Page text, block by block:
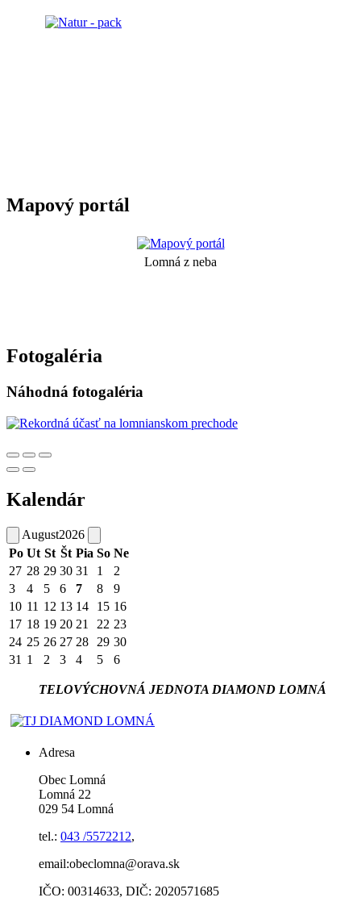
Mapový portál
Lomná z neba
Fotogaléria
Náhodná fotogaléria
Kalendár
August2026
Po Ut St Št Pia So Ne
27 28 29 30 31 1
2
3
4 5 6 7 8
9
10 11 12 13 14 15 16
17 18 19 20 21 22 23
24 25 26 27 28 29 30
31 1 2 3 4 5 6
TELOVÝCHOVNÁ JEDNOTA DIAMOND LOMNÁ
Adresa
Obec Lomná
Lomná 22
029 54 Lomná
tel.: 043 /5572212,
email:obeclomna@orava.sk
IČO: 00314633, DIČ: 2020571685